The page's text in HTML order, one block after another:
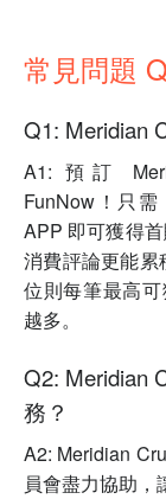
常見問題
Q1: Meridian
A1: 預訂
FunNow！只
APP 即可獲得
消費評論更能累
位則每筆最高
越多。
Q2: Meridian
務？
A2: Meridian
員會盡力協助，